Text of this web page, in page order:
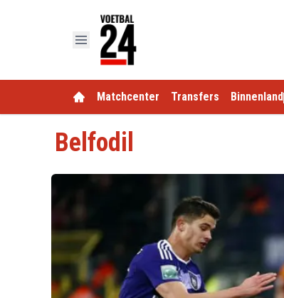
Matchcenter Transfers Binnenland
Belfodil